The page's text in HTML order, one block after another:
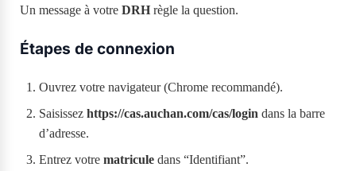
Un message à votre DRH règle la question.
Étapes de connexion
Ouvrez votre navigateur (Chrome recommandé).
Saisissez https://cas.auchan.com/cas/login dans la barre
d’adresse.
Entrez votre matricule dans “Identifiant”.